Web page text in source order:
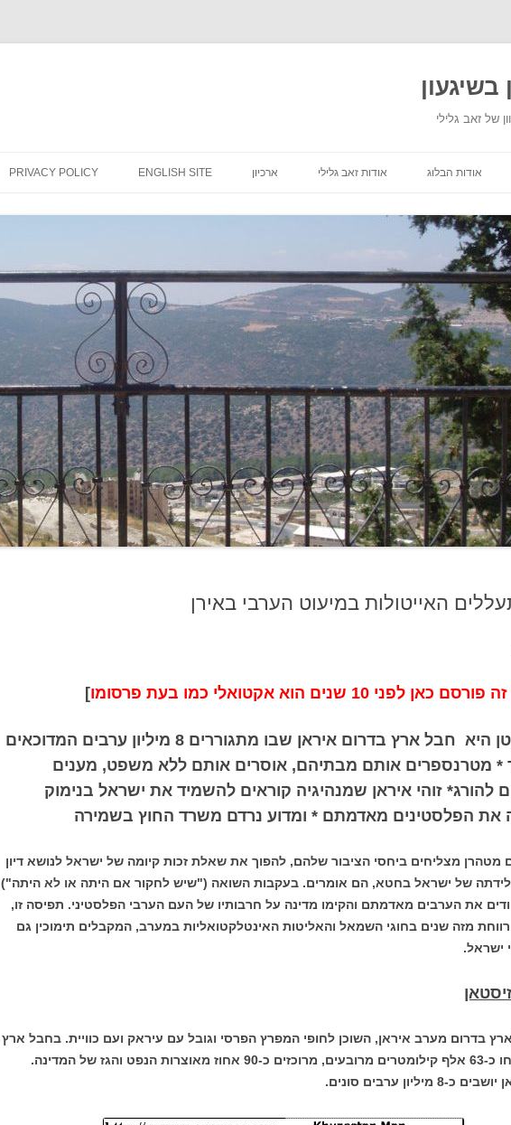
בשיגעון
של זאב גלילי
אודות הבלוג אודות זאב גלילי ארכיון ENGLISH SITE
PRIVACY POLICY
האייטולות במיעוט הערבי באירן
לפני 10 שנים הוא אקטואלי כמו בעת פרסומו ]
חוזיסטטן היא חבל ארץ בדרום איראן שבו מתגוררים 8 מיליון ערבים המדוכאים
* מטרנספרים אותם מבתיהם, אוסרים אותם ללא משפט, מענים
להורג* זוהי איראן שמנהיגיה קוראים להשמיד את ישראל בנימוק
את הפלסטינים מאדמתם * ומדוע נרדם משרד החוץ בשמירה
מטהרן מצליחים ביחסי הציבור שלהם, להפוך את שאלת זכות קיומה של ישראל לנושא דיון
לידתה של ישראל בחטא, הם אומרים. בעקבות השואה ("שיש לחקור אם היתה או לא היתה")
את הערבים מאדמתם והקימו מדינה על חרבותיו של העם הערבי הפלסטיני. תפיסה זו,
מזה שנים בחוגי השמאל והאליטות האינטלקטואליות במערב, המקבלים תימוכין גם
ישראל.
בדרום מערב איראן, השוכן לחופי המפרץ הפרסי וגובל עם עיראק ועם כוויית. בחבל ארץ
זה, ששטחו כ-63 אלף קילומטרים מרובעים, מרוכזים כ-90 אחוז מאוצרות הנפט והגז של המדינה.
8 מיליון ערבים סונים.